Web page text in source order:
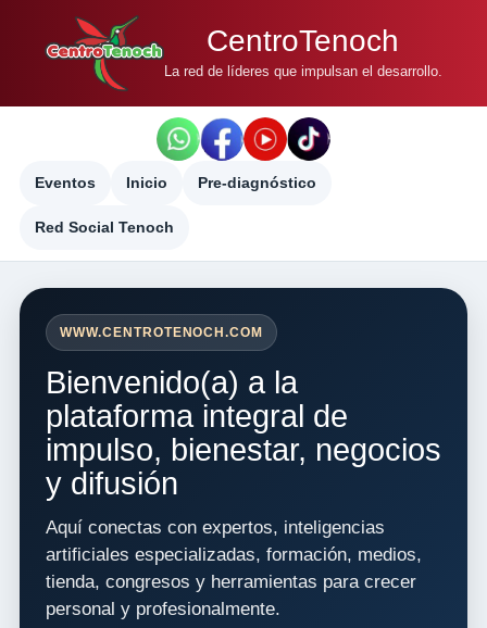
CentroTenoch
La red de líderes que impulsan el desarrollo.
Eventos Inicio Pre-diagnóstico
Red Social Tenoch
WWW.CENTROTENOCH.COM
Bienvenido(a) a la
plataforma integral de
impulso, bienestar, negocios
y difusión
Aquí conectas con expertos, inteligencias
artificiales especializadas, formación, medios,
tienda, congresos y herramientas para crecer
personal y profesionalmente.